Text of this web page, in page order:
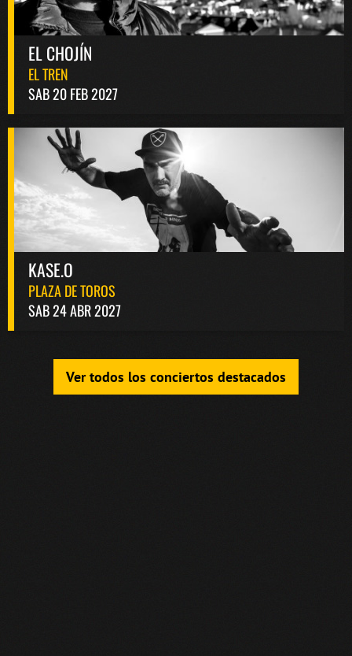
EL CHOJÍN
EL TREN
SAB 20 FEB 2027
KASE.O
PLAZA DE TOROS
SAB 24 ABR 2027
Ver todos los conciertos destacados